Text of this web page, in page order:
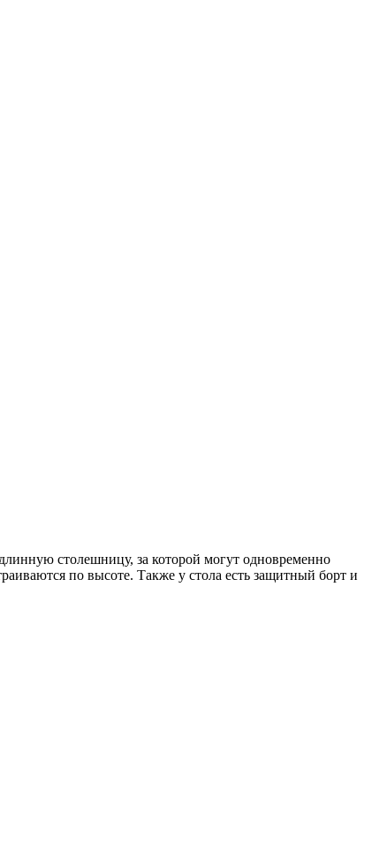
столешницу, за которой могут одновременно
по высоте. Также у стола есть защитный борт и